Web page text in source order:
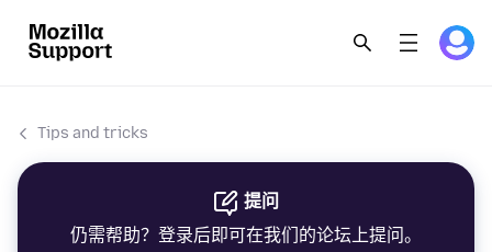
Tips and tricks
提问
仍需帮助？登录后即可在我们的论坛上提问。